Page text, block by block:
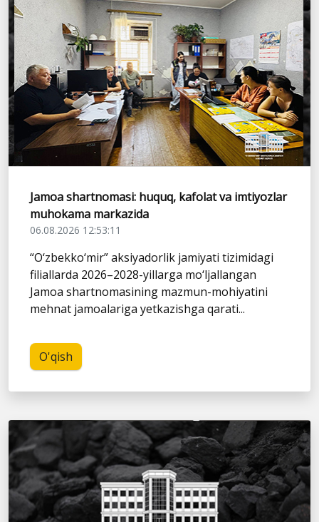
Jamoa shartnomasi: huquq, kafolat va imtiyozlar
muhokama markazida
06.08.2026 12:53:11
“O‘zbekko‘mir” aksiyadorlik jamiyati tizimidagi
filiallarda 2026–2028-yillarga mo‘ljallangan
Jamoa shartnomasining mazmun-mohiyatini
mehnat jamoalariga yetkazishga qarati...
O'qish